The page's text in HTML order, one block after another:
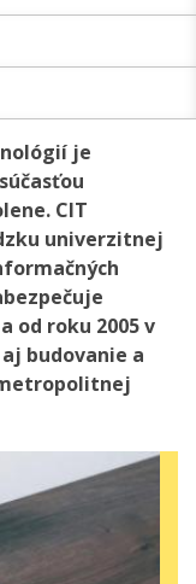
je
CIT
univerzitnej
od roku 2005 v
budovanie a